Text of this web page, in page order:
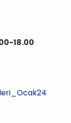
18.00